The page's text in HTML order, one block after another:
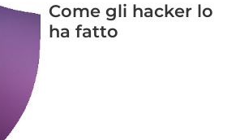
Come gli hacker lo
ha fatto